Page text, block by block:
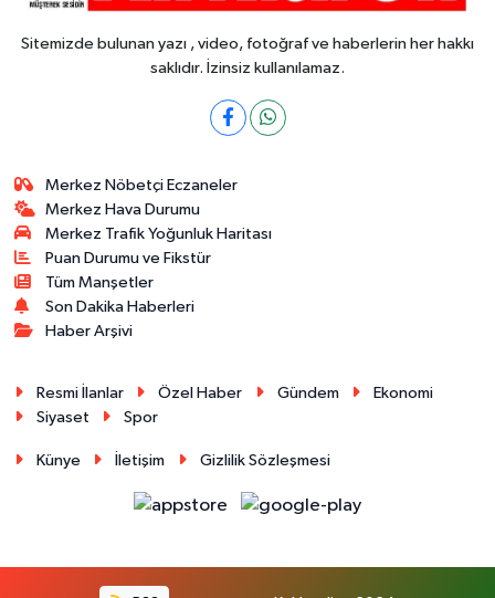
Sitemizde bulunan yazı , video, fotoğraf ve haberlerin her hakkı
saklıdır. İzinsiz kullanılamaz.
Merkez Nöbetçi Eczaneler
Merkez Hava Durumu
Merkez Trafik Yoğunluk Haritası
Puan Durumu ve Fikstür
Tüm Manşetler
Son Dakika Haberleri
Haber Arşivi
Resmi İlanlar Özel Haber Gündem
Ekonomi
Siyaset
Spor
Künye İletişim Gizlilik Sözleşmesi